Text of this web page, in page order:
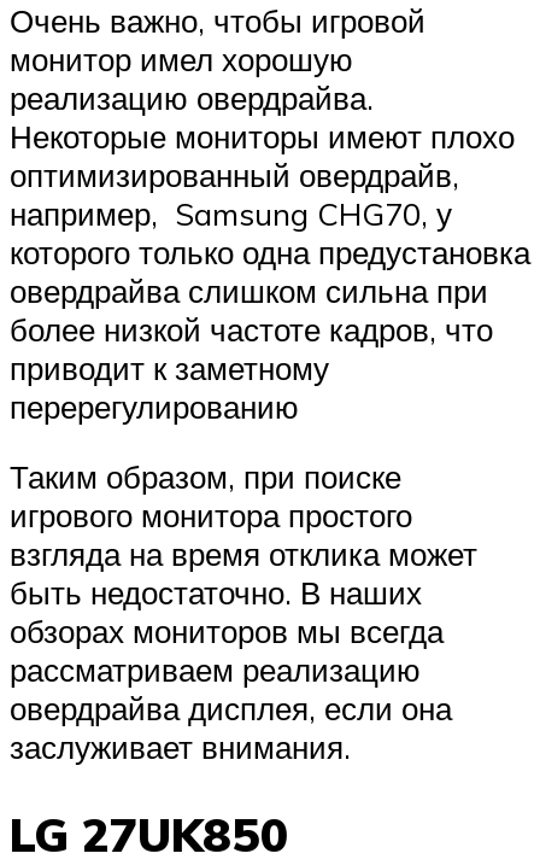
Очень важно, чтобы игровой
монитор имел хорошую
реализацию овердрайва.
Некоторые мониторы имеют плохо
оптимизированный овердрайв,
например, Samsung CHG70, у
которого только одна предустановка
овердрайва слишком сильна при
более низкой частоте кадров, что
приводит к заметному
перерегулированию
Таким образом, при поиске
игрового монитора простого
взгляда на время отклика может
быть недостаточно. В наших
обзорах мониторов мы всегда
рассматриваем реализацию
овердрайва дисплея, если она
заслуживает внимания.
LG 27UK850